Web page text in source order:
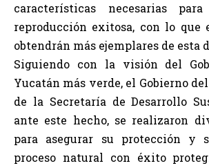
características necesarias
reproducción exitosa, con lo que
obtendrán más ejemplares de esta
Siguiendo con la visión del
Yucatán más verde, el Gobierno
de la Secretaría de Desarrollo
ante este hecho, se realizaron
para asegurar su protección y
proceso natural con éxito